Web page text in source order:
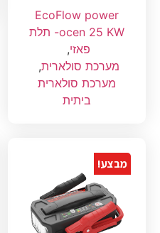
EcoFlow power
ocen 25 KW- תלת
פאזי,
מערכת סולארית,
מערכת סולארית
ביתית
מבצע!